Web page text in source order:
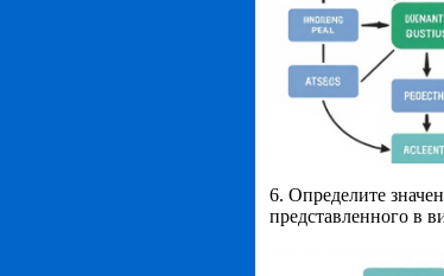
6. Определите
представленного в